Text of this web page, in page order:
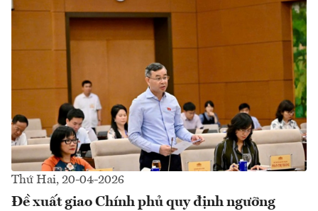
Thứ Hai, 20-04-2026
Đề xuất giao Chính phủ quy định ngưỡng